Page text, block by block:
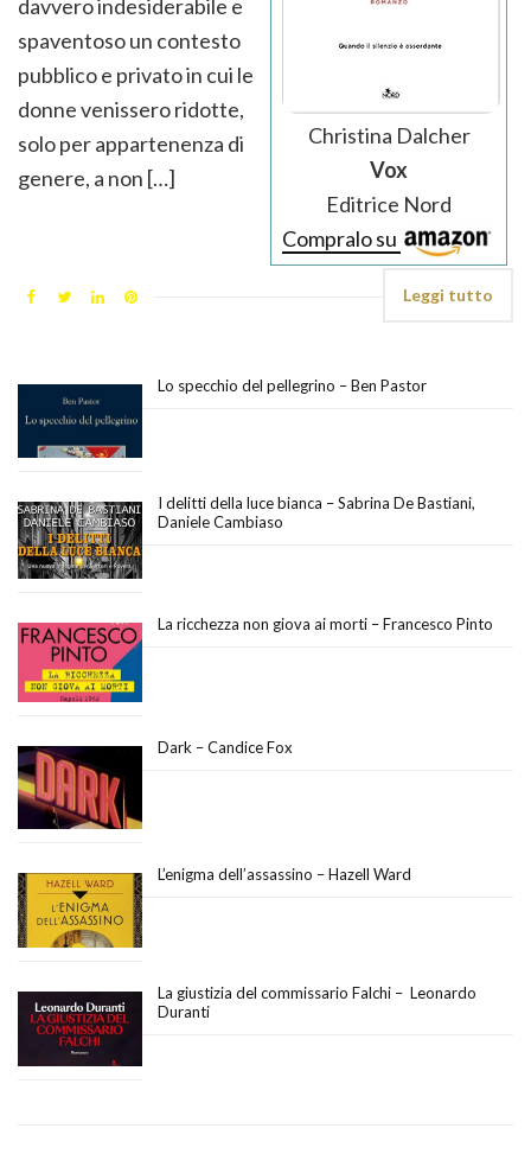
Christina Dalcher
Vox
Editrice Nord
Compralo su
davvero indesiderabile e
spaventoso un contesto
pubblico e privato in cui le
donne venissero ridotte,
solo per appartenenza di
genere, a non […]
Leggi tutto
Lo specchio del pellegrino – Ben Pastor
I delitti della luce bianca – Sabrina De Bastiani,
Daniele Cambiaso
La ricchezza non giova ai morti – Francesco Pinto
Dark – Candice Fox
L’enigma dell’assassino – Hazell Ward
La giustizia del commissario Falchi – Leonardo
Duranti